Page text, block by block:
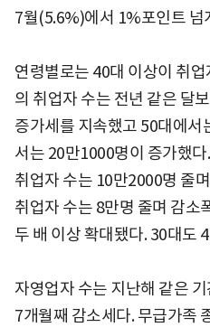
7월(5.6%)에서 1%포인트 넘
연령별로는 40대 이상이 취
의 취업자 수는 전년 같은 달
증가세를 지속했고 50대에서
서는 20만1000명이 증가했
취업자 수는 10만2000명 줄
취업자 수는 8만명 줄며 감
두 배 이상 확대됐다. 30대도
자영업자 수는 지난해 같은
7개월째 감소세다. 무급가족